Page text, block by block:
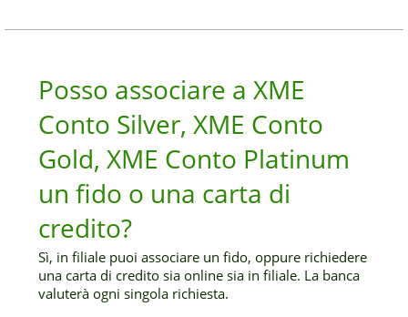
Posso associare a XME
Conto Silver, XME Conto
Gold, XME Conto Platinum
un fido o una carta di
credito?
Sì, in filiale puoi associare un fido, oppure richiedere
una carta di credito sia online sia in filiale. La banca
valuterà ogni singola richiesta.